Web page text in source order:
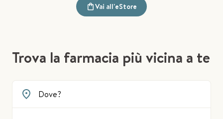
Vai all'eStore
Trova la farmacia più vicina a te